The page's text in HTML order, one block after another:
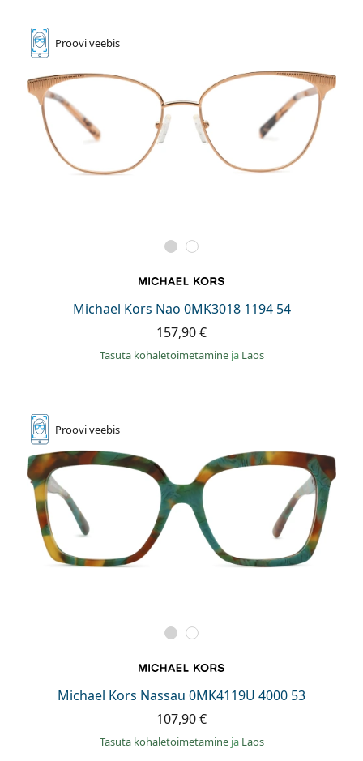
Prooviveebis
Michael Kors Nao 0MK3018 1194 54
157,90 €
Tasuta kohaletoimetamine ja Laos
Prooviveebis
Michael Kors Nassau 0MK4119U 4000 53
107,90 €
Tasuta kohaletoimetamine ja Laos